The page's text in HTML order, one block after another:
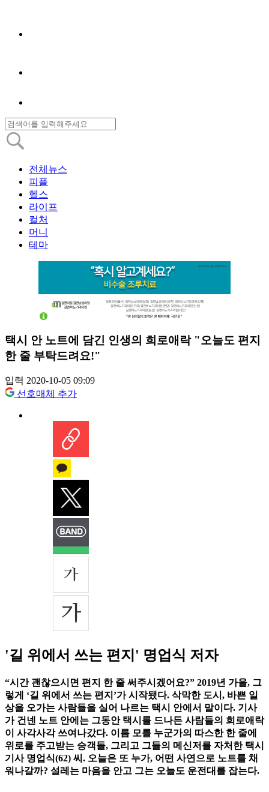
전체뉴스
피플
헬스
라이프
컬처
머니
테마
택시 안 노트에 담긴 인생의 희로애락 "오늘도 편지
한 줄 부탁드려요!"
입력 2020-10-05 09:09
선호매체 추가
'길 위에서 쓰는 편지' 명업식 저자
“시간 괜찮으시면 편지 한 줄 써주시겠어요?” 2019년 가을, 그
렇게 ‘길 위에서 쓰는 편지’가 시작됐다. 삭막한 도시, 바쁜 일
상을 오가는 사람들을 실어 나르는 택시 안에서 말이다. 기사
가 건넨 노트 안에는 그동안 택시를 드나든 사람들의 희로애락
이 사각사각 쓰여나갔다. 이름 모를 누군가의 따스한 한 줄에
위로를 주고받는 승객들, 그리고 그들의 메신저를 자처한 택시
기사 명업식(62) 씨. 오늘은 또 누가, 어떤 사연으로 노트를 채
워나갈까? 설레는 마음을 안고 그는 오늘도 운전대를 잡는다.